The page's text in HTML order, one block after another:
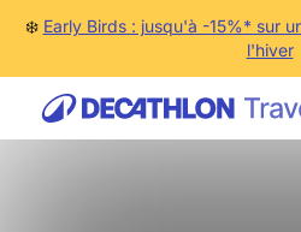
❄️ Early Birds : jusqu'à -15%* sur
l'hiver